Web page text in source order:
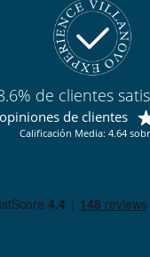
de clientes
de clientes
Calificación Media: 4.64